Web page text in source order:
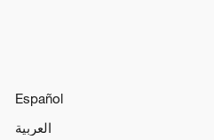
Español
العربية